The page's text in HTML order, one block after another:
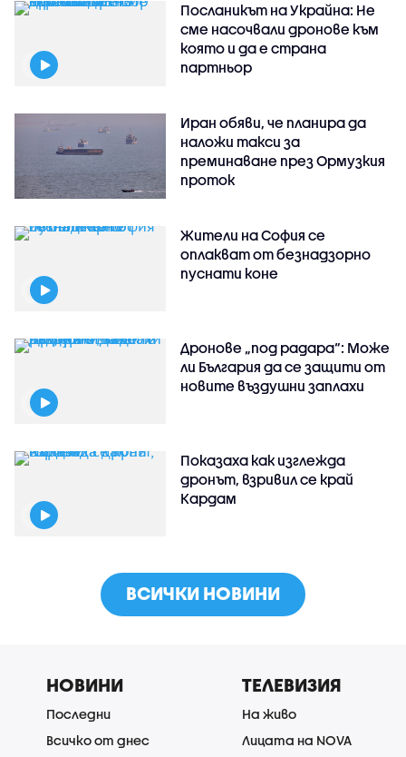
Посланикът на Украйна: Не
сме насочвали дронове към
която и да е страна
партньор
Иран обяви, че планира да
наложи такси за
преминаване през Ормузкия
проток
Жители на София се
оплакват от безнадзорно
пуснати коне
Дронове „под радара“: Може
ли България да се защити от
новите въздушни заплахи
Показаха как изглежда
дронът, взривил се край
Кардам
ВСИЧКИ НОВИНИ
НОВИНИ
Последни
Всичко от днес
ТЕЛЕВИЗИЯ
На живо
Лицата на NOVA